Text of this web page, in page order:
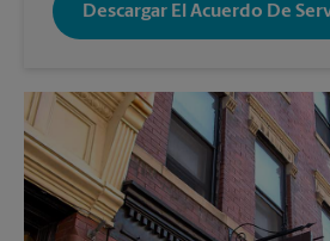
Descargar El Acuerdo De